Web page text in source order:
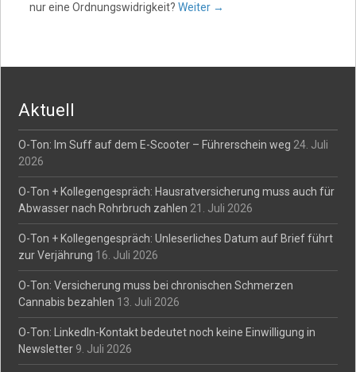
nur eine Ordnungswidrigkeit? Weiter →
Aktuell
O-Ton: Im Suff auf dem E-Scooter – Führerschein weg 24. Juli
2026
O-Ton + Kollegengespräch: Hausratversicherung muss auch für
Abwasser nach Rohrbruch zahlen 21. Juli 2026
O-Ton + Kollegengespräch: Unleserliches Datum auf Brief führt
zur Verjährung 16. Juli 2026
O-Ton: Versicherung muss bei chronischen Schmerzen
Cannabis bezahlen 13. Juli 2026
O-Ton: LinkedIn-Kontakt bedeutet noch keine Einwilligung in
Newsletter 9. Juli 2026